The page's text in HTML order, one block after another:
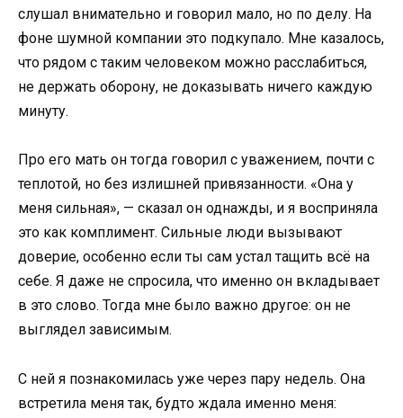
слушал внимательно и говорил мало, но по делу. На
фоне шумной компании это подкупало. Мне казалось,
что рядом с таким человеком можно расслабиться,
не держать оборону, не доказывать ничего каждую
минуту.
Про его мать он тогда говорил с уважением, почти с
теплотой, но без излишней привязанности. «Она у
меня сильная», — сказал он однажды, и я восприняла
это как комплимент. Сильные люди вызывают
доверие, особенно если ты сам устал тащить всё на
себе. Я даже не спросила, что именно он вкладывает
в это слово. Тогда мне было важно другое: он не
выглядел зависимым.
С ней я познакомилась уже через пару недель. Она
встретила меня так, будто ждала именно меня: